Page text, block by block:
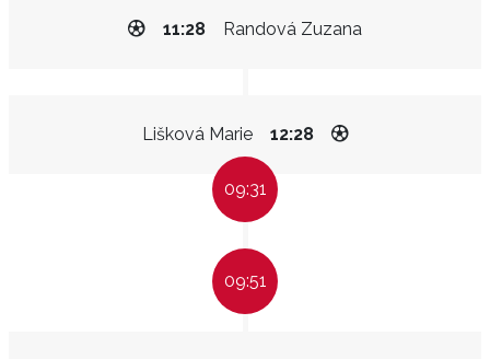
Randová Zuzana
11:28
Lišková Marie 12:28
09:31
09:51